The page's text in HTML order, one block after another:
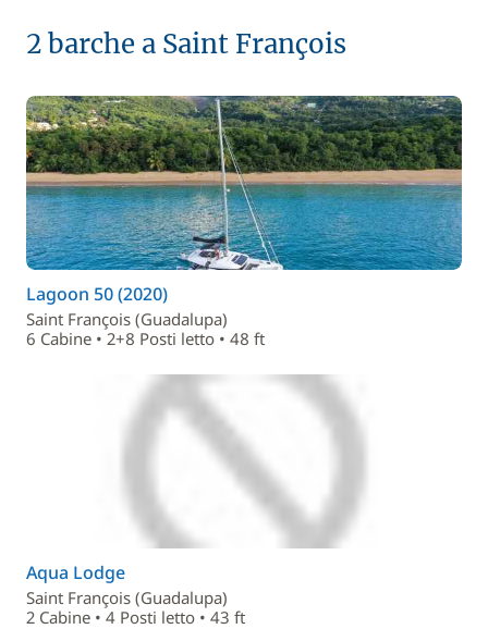
2 barche a Saint François
Lagoon 50 (2020)
Saint François (Guadalupa)
6 Cabine • 2+8 Posti letto • 48 ft
Aqua Lodge
Saint François (Guadalupa)
2 Cabine • 4 Posti letto • 43 ft